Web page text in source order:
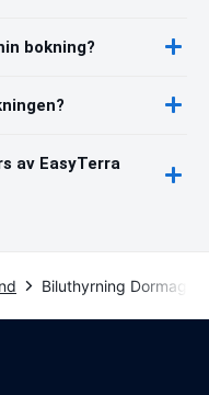
bokning?
av EasyTerra
Biluthyrning Dormagen